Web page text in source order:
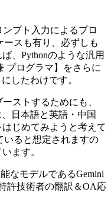
プト入力によるプロ
ースも有り、必ずしも
、Pythonのような汎用
プログラマ】をさらに
したわけです。
ストするためにも、
日本語と英語・中国
じめてみようと考えて
いると想定されますの
ます。
なモデルであるGemini
許技術者の翻訳＆OA応